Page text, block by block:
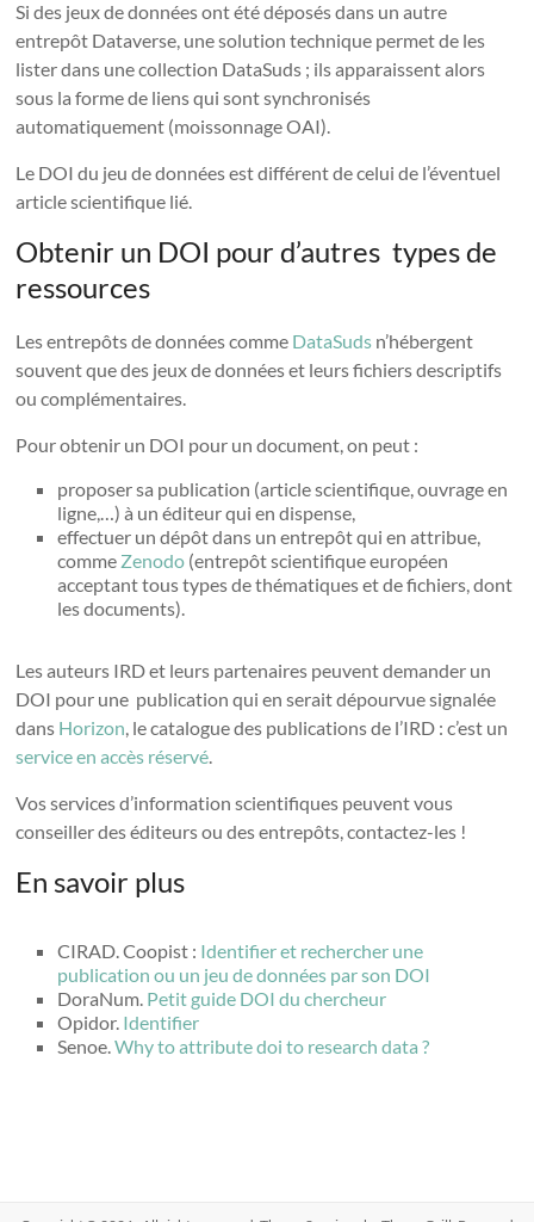
Si des jeux de données ont été déposés dans un autre
entrepôt Dataverse, une solution technique permet de les
lister dans une collection DataSuds ; ils apparaissent alors
sous la forme de liens qui sont synchronisés
automatiquement (moissonnage OAI).
Le DOI du jeu de données est différent de celui de l’éventuel
article scientifique lié.
Obtenir un DOI pour d’autres types de
ressources
Les entrepôts de données comme DataSuds n’hébergent
souvent que des jeux de données et leurs fichiers descriptifs
ou complémentaires.
Pour obtenir un DOI pour un document, on peut :
proposer sa publication (article scientifique, ouvrage en
ligne,…) à un éditeur qui en dispense,
effectuer un dépôt dans un entrepôt qui en attribue,
comme Zenodo (entrepôt scientifique européen
acceptant tous types de thématiques et de fichiers, dont
les documents).
Les auteurs IRD et leurs partenaires peuvent demander un
DOI pour une publication qui en serait dépourvue signalée
dans Horizon, le catalogue des publications de l’IRD : c’est un
service en accès réservé.
Vos services d’information scientifiques peuvent vous
conseiller des éditeurs ou des entrepôts, contactez-les !
En savoir plus
CIRAD. Coopist : Identifier et rechercher une
publication ou un jeu de données par son DOI
DoraNum. Petit guide DOI du chercheur
Opidor. Identifier
Senoe.Why to attribute doi to research data ?